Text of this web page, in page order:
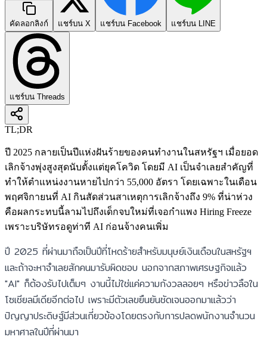
คัดลอกลิงก์ แชร์บน X แชร์บน Facebook แชร์บน LINE
แชร์บน Threads
TL;DR
ปี 2025 กลายเป็นปีแห่งฝันร้ายของคนทำงานในสหรัฐฯ เมื่อยอด
เลิกจ้างพุ่งสูงสุดนับตั้งแต่ยุคโควิด โดยมี AI เป็นจำเลยสำคัญที่
ทำให้ตำแหน่งงานหายไปกว่า 55,000 อัตรา โดยเฉพาะในเดือน
พฤศจิกายนที่ AI กินสัดส่วนสาเหตุการเลิกจ้างถึง 9% ที่น่าห่วง
คือผลกระทบนี้ลามไปถึงเด็กจบใหม่ที่เจอกำแพง Hiring Freeze
เพราะบริษัทรอดูท่าที AI ก่อนจ้างคนเพิ่ม
ปี 2025 ที่ผ่านมาถือเป็นปีที่โหดร้ายสำหรับมนุษย์เงินเดือนในสหรัฐฯ
และถ้าจะหาจำเลยสักคนมารับผิดชอบ นอกจากสภาพเศรษฐกิจแล้ว
"AI" ก็ต้องรับไปเต็มๆ งานนี้ไม่ใช่แค่ความกังวลลอยๆ หรือข่าวลือใน
โซเชียลมีเดียอีกต่อไป เพราะมีตัวเลขยืนยันชัดเจนออกมาแล้วว่า
ปัญญาประดิษฐ์มีส่วนเกี่ยวข้องโดยตรงกับการปลดพนักงานจำนวน
มหาศาลในปีที่ผ่านมา